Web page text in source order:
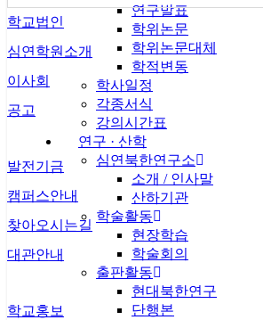
연구발표
학위논문
학위논문대체
학적변동
학사일정
각종서식
강의시간표
연구 · 산학
심연북한연구소
소개 / 인사말
산하기관
학술활동
현장학습
학술회의
출판활동
현대북한연구
단행본
학교법인
심연학원소개
이사회
공고
발전기금
캠퍼스안내
찾아오시는길
대관안내
학교홍보